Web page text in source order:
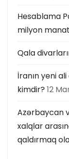
Hesablama
milyon
Qala
İranın yeni
kimdir? 12
Azərbaycan
xalqlar
qaldırmaq